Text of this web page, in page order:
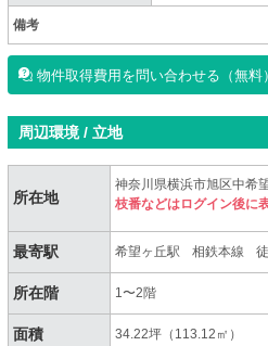
備考
物件取得費用を問い合わせる（無料）
周辺環境 / 立地
所在地
神奈川県横浜市旭区中希
枝番などはログイン後に
最寄駅 希望ヶ丘駅 相鉄本線
所在階 1〜2階
面積 34.22坪（113.12㎡）